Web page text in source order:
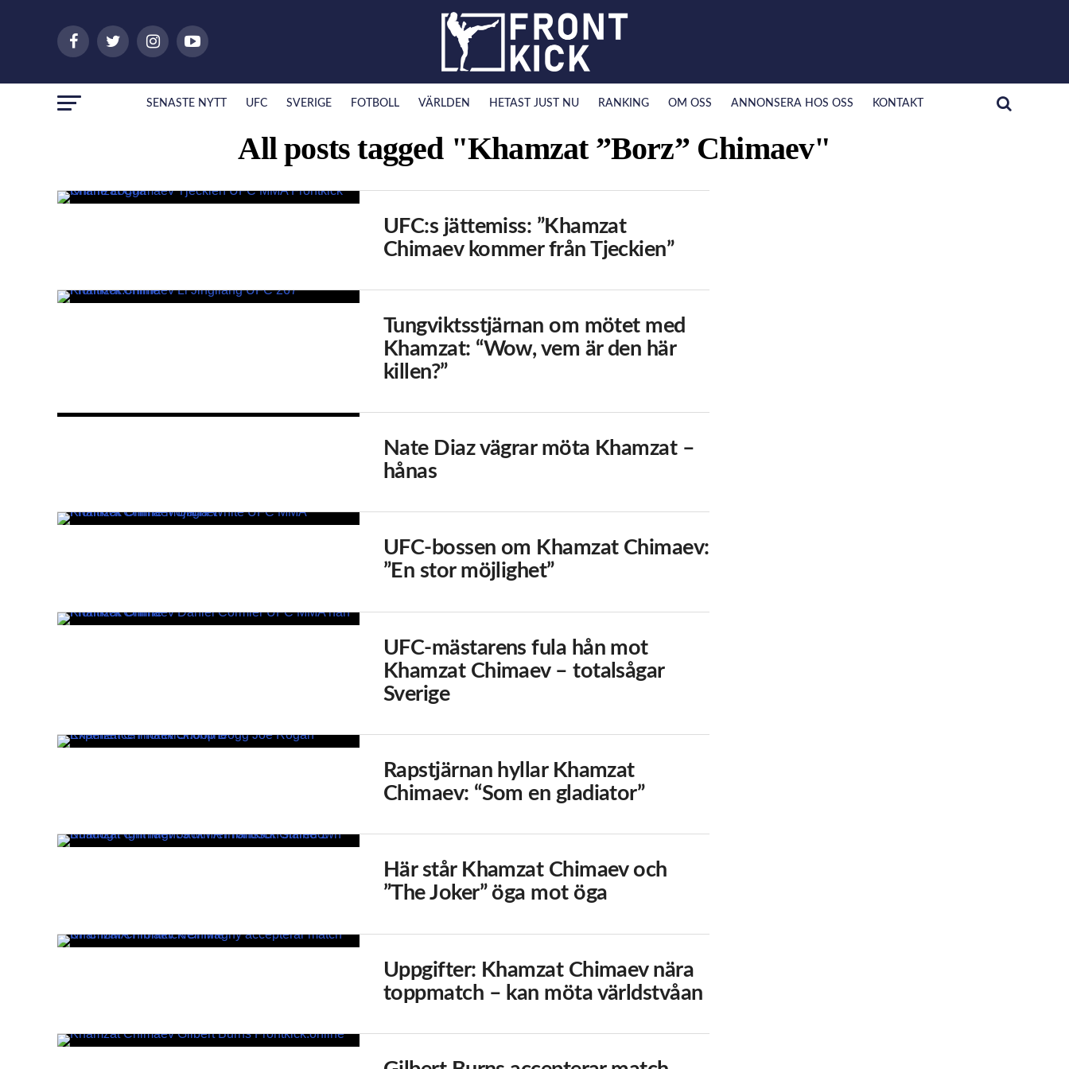
SENASTE NYTT UFC SVERIGE FOTBOLL VÄRLDEN HETAST JUST NU RANKING OM OSS ANNONSERA HOS OSS KONTAKT
All posts tagged "Khamzat ”Borz” Chimaev"
UFC:s jättemiss: ”Khamzat
Chimaev kommer från Tjeckien”
Tungviktsstjärnan om mötet med
Khamzat: “Wow, vem är den här
killen?”
Nate Diaz vägrar möta Khamzat –
hånas
UFC-bossen om Khamzat Chimaev:
”En stor möjlighet”
UFC-mästarens fula hån mot
Khamzat Chimaev – totalsågar
Sverige
Rapstjärnan hyllar Khamzat
Chimaev: “Som en gladiator”
Här står Khamzat Chimaev och
”The Joker” öga mot öga
Uppgifter: Khamzat Chimaev nära
toppmatch – kan möta världstvåan